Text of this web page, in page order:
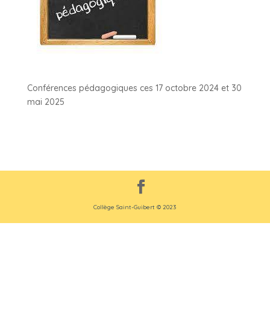
Conférences pédagogiques ces 17 octobre 2024 et 30
mai 2025
Collège Saint-Guibert © 2023